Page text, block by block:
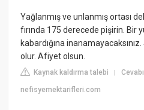
Yağlanmış ve unlanmış ortası
fırında 175 derecede pişirin. Bir
kabardığına
olur. Afiyet olsun.
Kaynak kaldırma talebi |
nefisyemektarifleri.com